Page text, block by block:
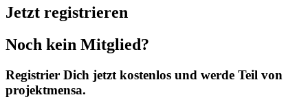
Jetzt registrieren
Noch kein Mitglied?
Registrier Dich jetzt kostenlos und werde Teil von
projektmensa.